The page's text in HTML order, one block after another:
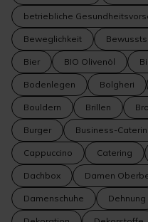
betriebliche
Beweglichkeit
Bier BIO Olivenöl
Bodenlegen Bolgheri
Bouldern Brillen
Burger Business-
Cappuccino Catering
Dachbox Damen
Damenschuhe Dehnung